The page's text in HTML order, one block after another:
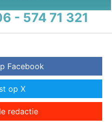
- 574 71 321
Facebook
op X
redactie